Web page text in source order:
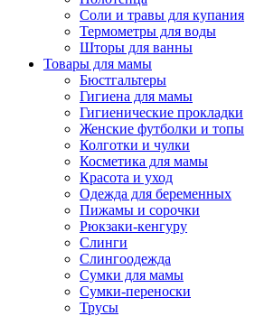
Соли и травы для купания
Термометры для воды
Шторы для ванны
Товары для мамы
Бюстгальтеры
Гигиена для мамы
Гигиенические прокладки
Женские футболки и топы
Колготки и чулки
Косметика для мамы
Красота и уход
Одежда для беременных
Пижамы и сорочки
Рюкзаки-кенгуру
Слинги
Слингоодежда
Сумки для мамы
Сумки-переноски
Трусы